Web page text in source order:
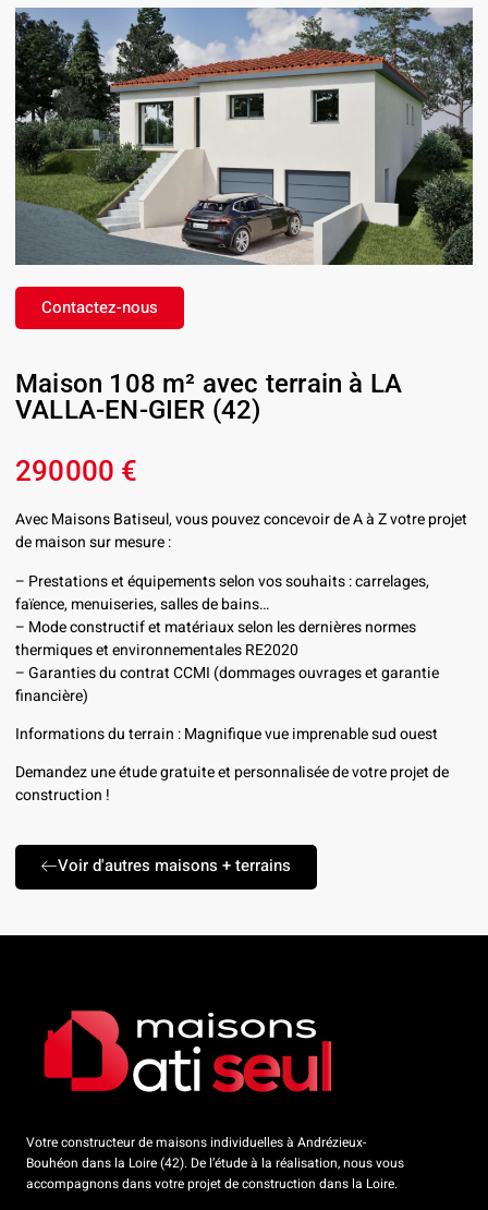
Contactez-nous
Maison 108 m² avec terrain à LA
VALLA-EN-GIER (42)
290000 €
Avec Maisons Batiseul, vous pouvez concevoir de A à Z votre projet
de maison sur mesure :
– Prestations et équipements selon vos souhaits : carrelages,
faïence, menuiseries, salles de bains…
– Mode constructif et matériaux selon les dernières normes
thermiques et environnementales RE2020
– Garanties du contrat CCMI (dommages ouvrages et garantie
financière)
Informations du terrain : Magnifique vue imprenable sud ouest
Demandez une étude gratuite et personnalisée de votre projet de
construction !
Voir d'autres maisons + terrains
Votre constructeur de maisons individuelles à Andrézieux-
Bouhéon dans la Loire (42). De l’étude à la réalisation, nous vous
accompagnons dans votre projet de construction dans la Loire.